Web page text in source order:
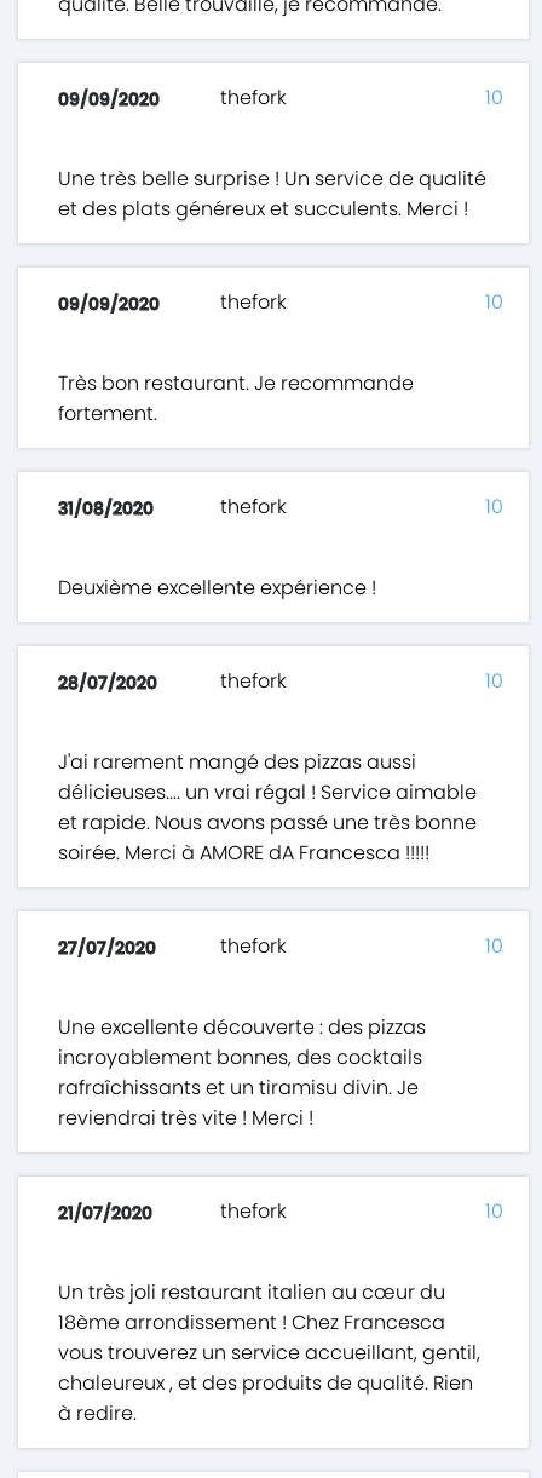
09/09/2020 thefork
Une très belle surprise ! Un service de qualité
et des plats généreux et succulents. Merci !
10
09/09/2020 thefork
Très bon restaurant. Je recommande
fortement.
10
31/08/2020 thefork
Deuxième excellente expérience !
10
28/07/2020 thefork
J'ai rarement mangé des pizzas aussi
délicieuses.... un vrai régal ! Service aimable
et rapide. Nous avons passé une très bonne
soirée. Merci à AMORE dA Francesca !!!!!
10
27/07/2020 thefork
Une excellente découverte : des pizzas
incroyablement bonnes, des cocktails
rafraîchissants et un tiramisu divin. Je
reviendrai très vite ! Merci !
10
21/07/2020 thefork
Un très joli restaurant italien au cœur du
18ème arrondissement ! Chez Francesca
vous trouverez un service accueillant, gentil,
chaleureux , et des produits de qualité. Rien
à redire.
10